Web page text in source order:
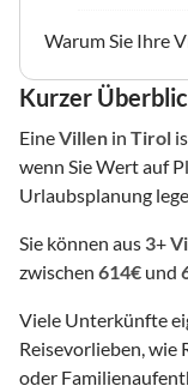
Warum Sie Ihre
Kurzer
EineVillen in Tirol
wenn Sie Wert auf
Urlaubsplanung
Sie können aus 3+
zwischen 614€ und
Viele Unterkünfte
Reisevorlieben, wie
oder